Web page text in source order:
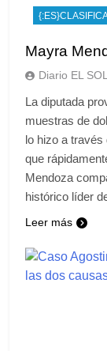
Mayra
Diario EL SOL
La diputada
muestras de
lo hizo a
que
Mendoza
histórico líder
Leer más